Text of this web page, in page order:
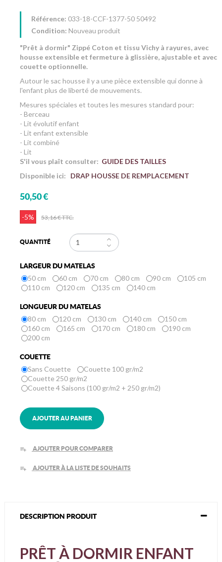
Référence: 033-18-CCF-1377-50 50492
Condition: Nouveau produit
"Prêt à dormir" Zippé Coton et tissu Vichy à rayures, avec
housse extensible et fermeture à glissière, ajustable et avec
couette optionnelle.
Autour le sac housse il y a une pièce extensible qui donne à
l'enfant plus de liberté de mouvements.
Mesures spéciales et toutes les mesures standard pour:
- Berceau
- Lit évolutif enfant
- Lit enfant extensible
- Lit combiné
- Lit
S'il vous plaît consulter: GUIDE DES TAILLES
Disponible ici:
DRAP HOUSSE DE REMPLACEMENT
50,50 €
-5% 53,16 €TTC.
QUANTITÉ
LARGEUR DU MATELAS
50 cm 60 cm 70 cm 80 cm 90 cm
105 cm
110 cm
120 cm 135 cm 140 cm
LONGUEUR DU MATELAS
80 cm 120 cm 130 cm 140 cm
150 cm
160 cm
165 cm 170 cm 180 cm
190 cm
200 cm
COUETTE
Sans Couette
Couette 100 gr/m2
Couette 250 gr/m2
Couette 4 Saisons (100 gr/m2 + 250 gr/m2)
AJOUTER AU PANIER
playlist_add AJOUTER POUR COMPARER
playlist_add AJOUTER À LA LISTE DE SOUHAITS
DESCRIPTION PRODUIT
PRÊT À DORMIR ENFANT